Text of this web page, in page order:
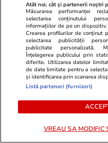
România, demontat de
„Afirmația este falsă”
Știri România
Sorin Blejnar, fostul șef
închisoare, a scăpat de
Atât noi, cât și partenerii noștri
Măsurarea performanței
selectarea conținutului
informațiilor de pe un
Crearea profilurilor de conținut
selectarea publicității
publicitate personalizată.
Înțelegerea publicului prin
diferite. Utilizarea datelor
de date limitate pentru a
și identificarea prin scanarea
Listă parteneri (furnizori)
VREAU SA MODIFIC